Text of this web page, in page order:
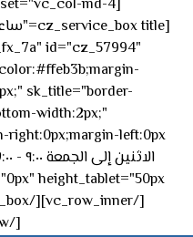
id="cz_57994"
sk_title="border-
width:2px;"
[/vc_row]